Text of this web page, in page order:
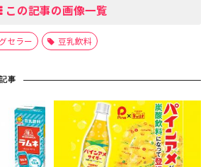
この記事の画像一覧
セラー 豆乳飲料
事